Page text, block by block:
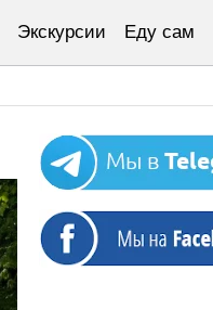
Экскурсии Еду сам